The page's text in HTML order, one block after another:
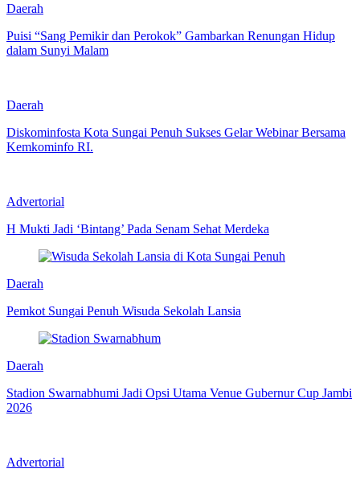
Daerah
Puisi “Sang Pemikir dan Perokok” Gambarkan Renungan Hidup
dalam Sunyi Malam
Daerah
Diskominfosta Kota Sungai Penuh Sukses Gelar Webinar Bersama
Kemkominfo RI.
Advertorial
H Mukti Jadi ‘Bintang’ Pada Senam Sehat Merdeka
Daerah
Pemkot Sungai Penuh Wisuda Sekolah Lansia
Daerah
Stadion Swarnabhumi Jadi Opsi Utama Venue Gubernur Cup Jambi
2026
Advertorial